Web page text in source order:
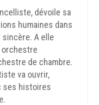
dévoile sa
humaines dans
A elle
orchestre
de chambre.
va ouvrir,
ses histoires